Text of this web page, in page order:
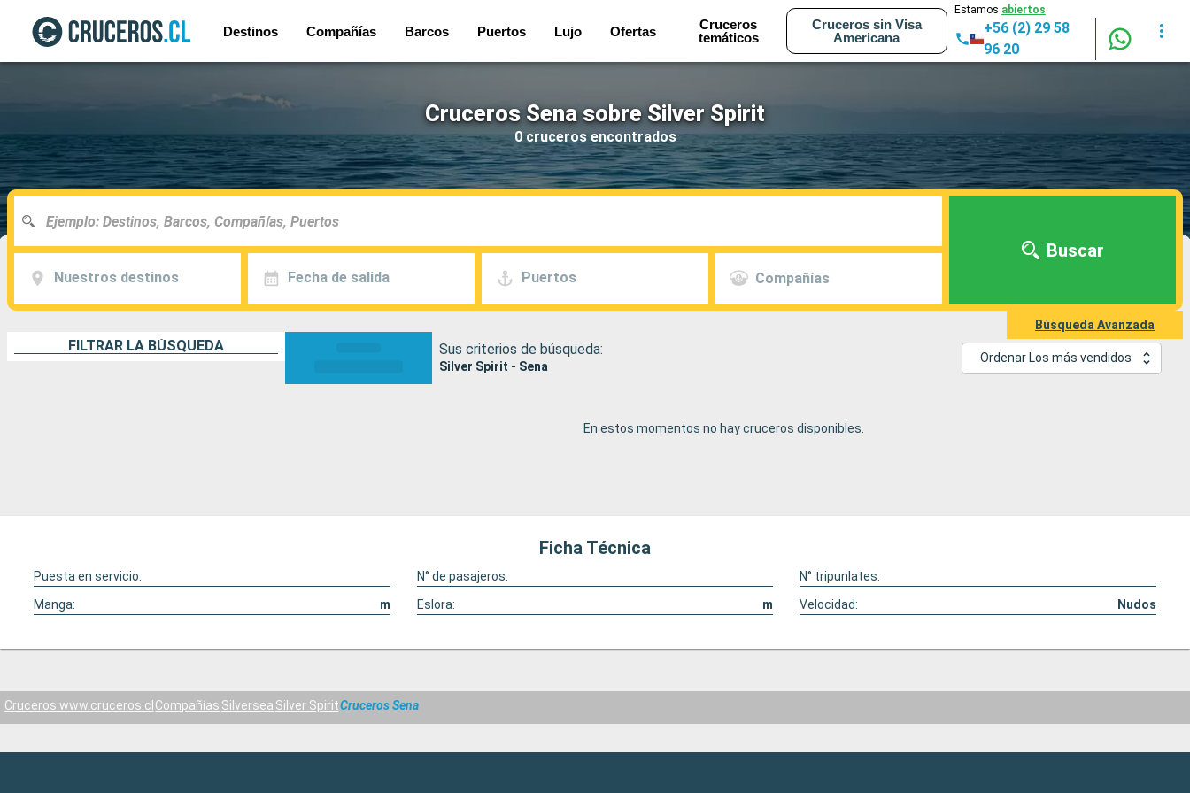
Destinos Compañías Barcos Puertos Lujo Ofertas
Cruceros
temáticos
Cruceros sin Visa
Americana
Estamos abiertos
+56 (2) 29 58
96 20
Cruceros Sena sobre Silver Spirit
0 cruceros encontrados
Nuestros destinos Fecha de salida Puertos Compañías
Buscar
Búsqueda Avanzada
FILTRAR LA BÚSQUEDA Sus criterios de búsqueda:
Silver Spirit - Sena
Ordenar Los más vendidos
En estos momentos no hay cruceros disponibles.
Ficha Técnica
Puesta en servicio: N° de pasajeros:
N° tripunlates:
Manga:
m Eslora: m Velocidad: Nudos
Cruceros www.cruceros.cl Compañías Silversea Silver SpiritCruceros Sena